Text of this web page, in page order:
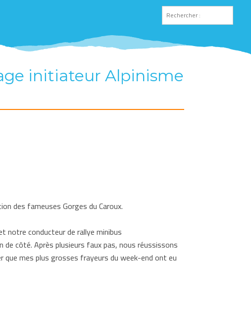
initiateur Alpinisme
des fameuses Gorges du Caroux.
notre conducteur de rallye minibus
côté. Après plusieurs faux pas, nous réussissons
que mes plus grosses frayeurs du week-end ont eu